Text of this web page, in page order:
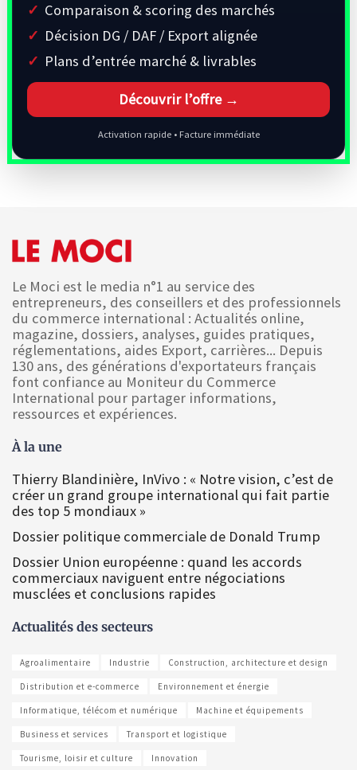
Comparaison & scoring des marchés
Décision DG / DAF / Export alignée
Plans d’entrée marché & livrables
Découvrir l’offre →
Activation rapide • Facture immédiate
Le Moci est le media n°1 au service des
entrepreneurs, des conseillers et des professionnels
du commerce international : Actualités online,
magazine, dossiers, analyses, guides pratiques,
réglementations, aides Export, carrières... Depuis
130 ans, des générations d'exportateurs français
font confiance au Moniteur du Commerce
International pour partager informations,
ressources et expériences.
À la une
Thierry Blandinière, InVivo : « Notre vision, c’est de
créer un grand groupe international qui fait partie
des top 5 mondiaux »
Dossier politique commerciale de Donald Trump
Dossier Union européenne : quand les accords
commerciaux naviguent entre négociations
musclées et conclusions rapides
Actualités des secteurs
Agroalimentaire Industrie Construction, architecture et design
Distribution et e-commerce Environnement et énergie
Informatique, télécom et numérique Machine et équipements
Business et services Transport et logistique
Tourisme, loisir et culture Innovation